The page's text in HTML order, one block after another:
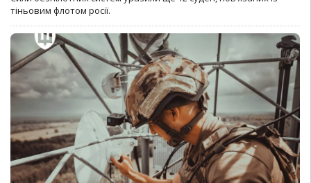
тіньовим флотом росії.